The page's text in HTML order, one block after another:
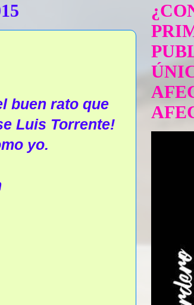
buen rato que
Luis Torrente!
yo.